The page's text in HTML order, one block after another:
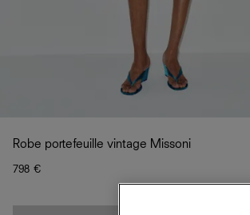
Robe portefeuille vintage Missoni
798 €